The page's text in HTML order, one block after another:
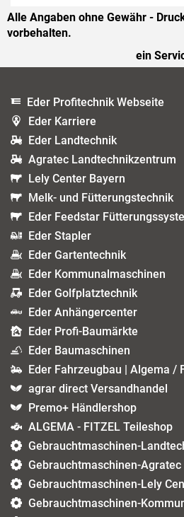
Alle Angaben ohne Gewähr -
vorbehalten.
ein
Eder Profitechnik Webseite
Eder Karriere
Eder Landtechnik
Agratec Landtechnikzentrum
Lely Center Bayern
Melk- und Fütterungstechnik
Eder Feedstar
Eder Stapler
Eder Gartentechnik
Eder Kommunalmaschinen
Eder Golfplatztechnik
Eder Anhängercenter
Eder Profi-Baumärkte
Eder Baumaschinen
Eder Fahrzeugbau | Algema /
agrar direct Versandhandel
Premo+ Händlershop
ALGEMA - FITZEL Teileshop
Gebrauchtmaschinen-
Gebrauchtmaschinen-Agratec
Gebrauchtmaschinen-Lely
Gebrauchtmaschinen-